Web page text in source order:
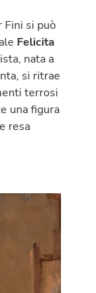
Fini si può
Felicita
nata a
si ritrae
terrosi
una figura
resa